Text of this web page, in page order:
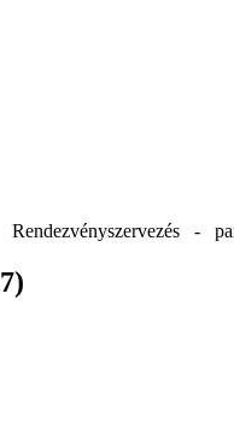
Rendezvényszervezés -